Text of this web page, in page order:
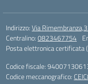
Indirizzo:Via
Centralino:0823467754
Posta elettronica certificata
Codice fiscale:
Codice meccanografico: